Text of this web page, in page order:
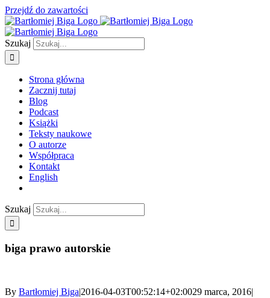
Przejdź do zawartości
Szukaj
Strona główna
Zacznij tutaj
Blog
Podcast
Książki
Teksty naukowe
O autorze
Współpraca
Kontakt
English
Szukaj
biga prawo autorskie
By Bartłomiej Biga|2016-04-03T00:52:14+02:0029 marca, 2016|